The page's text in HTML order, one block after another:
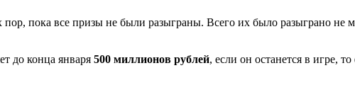
пока все призы не были разыграны. Всего их было разыграно не
до конца января 500 миллионов рублей, если он останется в игре,